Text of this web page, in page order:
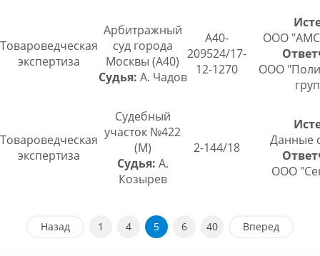
Товароведческая
экспертиза
Арбитражный
суд города
Москвы (А40)
Судья: А. Чадов
А40-
209524/17-
12-1270
ООО
ООО
Товароведческая
экспертиза
Судебный
участок №422
(М)
Судья: А.
Козырев
2-144/18
Данные
ООО
Назад 1 4 5 6 40 Вперед